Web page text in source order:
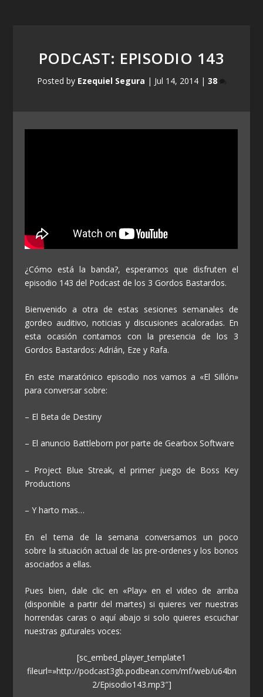
PODCAST: EPISODIO 143
Posted by Ezequiel Segura | Jul 14, 2014| 38
¿Cómo está la banda?, esperamos que disfruten el
episodio 143 del Podcast de los 3 Gordos Bastardos.
Bienvenido a otra de estas sesiones semanales de
gordeo auditivo, noticias y discusiones acaloradas. En
esta ocasión contamos con la presencia de los 3
Gordos Bastardos: Adrián, Eze y Rafa.
En este maratónico episodio nos vamos a «El Sillón»
para conversar sobre:
– El Beta de Destiny
– El anuncio Battleborn por parte de Gearbox Software
– Project Blue Streak, el primer juego de Boss Key
Productions
– Y harto mas…
En el tema de la semana conversamos un poco
sobre la situación actual de las pre-ordenes y los bonos
asociados a ellas.
Pues bien, dale clic en «Play» en el video de arriba
(disponible a partir del martes) si quieres ver nuestras
horrendas caras o aquí abajo si solo quieres escuchar
nuestras guturales voces:
[sc_embed_player_template1
fileurl=»http://podcast3gb.podbean.com/mf/web/u64bn
2/Episodio143.mp3″]